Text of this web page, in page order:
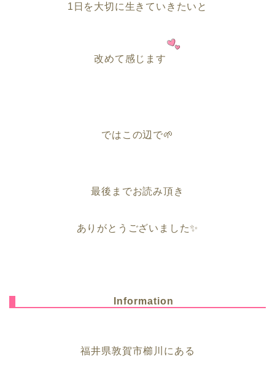
1日を大切に生きていきたいと
改めて感じます
ではこの辺で🌱
最後までお読み頂き
ありがとうございました✨
Information
福井県敦賀市櫛川にある